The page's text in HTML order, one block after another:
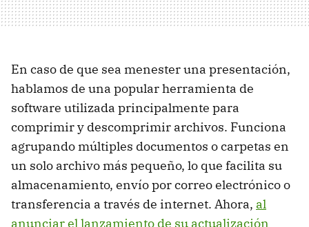
En caso de que sea menester una presentación,
hablamos de una popular herramienta de
software utilizada principalmente para
comprimir y descomprimir archivos. Funciona
agrupando múltiples documentos o carpetas en
un solo archivo más pequeño, lo que facilita su
almacenamiento, envío por correo electrónico o
transferencia a través de internet. Ahora, al
anunciar el lanzamiento de su actualización